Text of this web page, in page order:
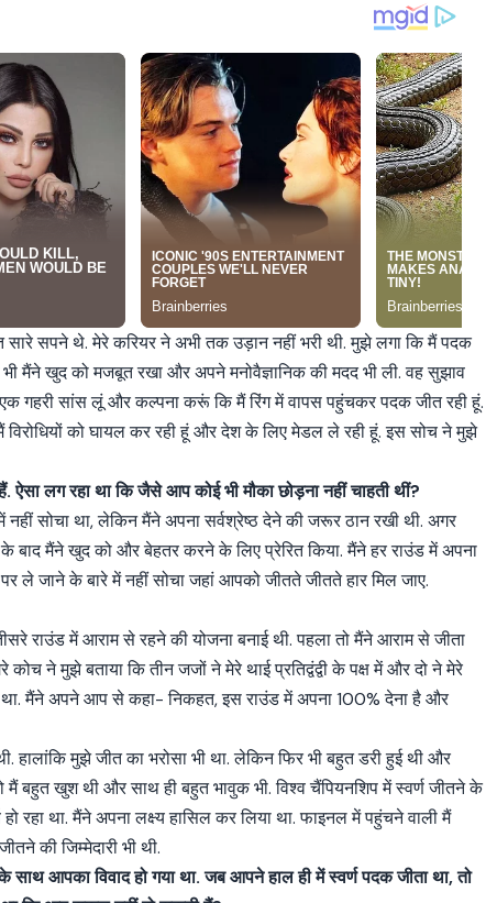
सारे सपने थे. मेरे करियर ने अभी तक उड़ान नहीं भरी थी. मुझे लगा कि मैं पदक
भी मैंने खुद को मजबूत रखा और अपने मनोवैज्ञानिक की मदद भी ली. वह सुझाव
गहरी सांस लूं और कल्पना करूं कि मैं रिंग में वापस पहुंचकर पदक जीत रही हूं.
को घायल कर रही हूं और देश के लिए मेडल ले रही हूं. इस सोच ने मुझे
ऐसा लग रहा था कि जैसे आप कोई भी मौका छोड़ना नहीं चाहती थीं?
सोचा था, लेकिन मैंने अपना सर्वश्रेष्ठ देने की जरूर ठान रखी थी. अगर
के बाद मैंने खुद को और बेहतर करने के लिए प्रेरित किया. मैंने हर राउंड में अपना
ले जाने के बारे में नहीं सोचा जहां आपको जीतते जीतते हार मिल जाए.
राउंड में आराम से रहने की योजना बनाई थी. पहला तो मैंने आराम से जीता
कोच ने मुझे बताया कि तीन जजों ने मेरे थाई प्रतिद्वंद्वी के पक्ष में और दो ने मेरे
था. मैंने अपने आप से कहा- निकहत, इस राउंड में अपना 100% देना है और
हालांकि मुझे जीत का भरोसा भी था. लेकिन फिर भी बहुत डरी हुई थी और
मैं बहुत खुश थी और साथ ही बहुत भावुक भी. विश्व चैंपियनशिप में स्वर्ण जीतने के
रहा था. मैंने अपना लक्ष्य हासिल कर लिया था. फाइनल में पहुंचने वाली मैं
की जिम्मेदारी भी थी.
आपका विवाद हो गया था. जब आपने हाल ही में स्वर्ण पदक जीता था, तो